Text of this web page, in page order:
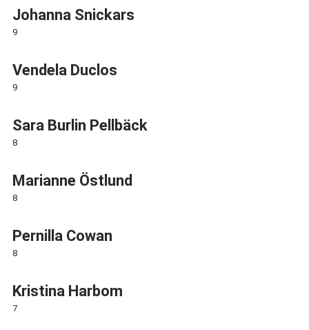
Johanna Snickars
9
Vendela Duclos
9
Sara Burlin Pellbäck
8
Marianne Östlund
8
Pernilla Cowan
8
Kristina Harbom
7